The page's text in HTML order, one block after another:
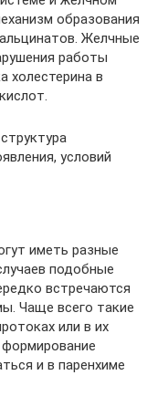
образования
Желчные
работы
холестерина в
условий
иметь разные
подобные
встречаются
Чаще всего такие
или в их
и в паренхиме